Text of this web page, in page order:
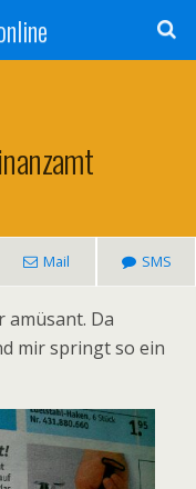
Mail SMS
amüsant. Da
mir springt so ein